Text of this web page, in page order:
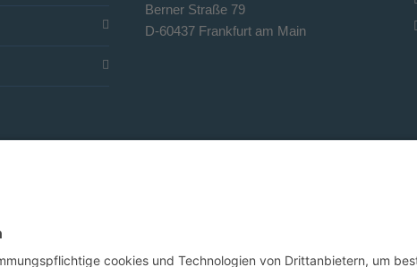
Berner Straße 79
D-60437 Frankfurt am Main